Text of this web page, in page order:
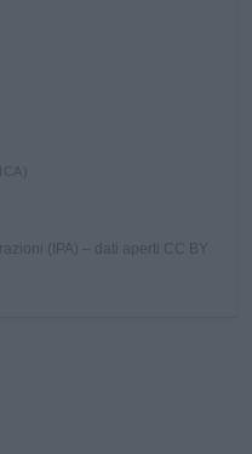
(IPA) – dati aperti CC BY